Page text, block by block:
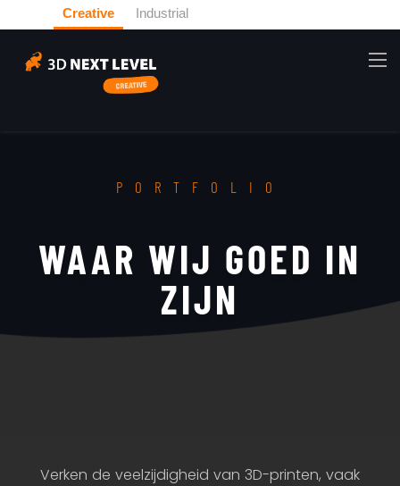
Creative Industrial
PORTFOLIO
WAAR WIJ GOED IN
ZIJN
Verken de veelzijdigheid van 3D-printen, vaak